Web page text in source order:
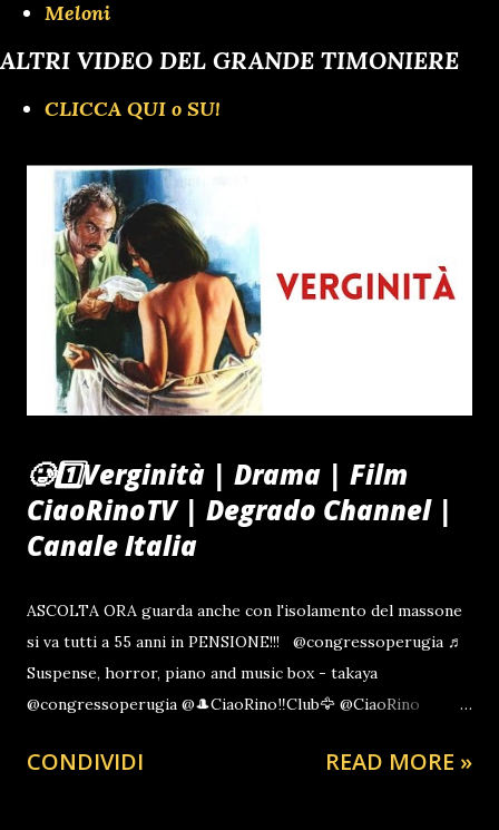
Meloni
ALTRI VIDEO DEL GRANDE TIMONIERE
CLICCA QUI o SU!
🥲1️⃣Verginità | Drama | Film
CiaoRinoTV | Degrado Channel |
Canale Italia
ASCOLTA ORA guarda anche con l'isolamento del massone
si va tutti a 55 anni in PENSIONE!!! @congressoperugia ♬
Suspense, horror, piano and music box - takaya
@congressoperugia @🎩CiaoRino‼️Club🦅 @CiaoRino
#notizie #tiktoker #roma #giorgiameloni #fdi #ultimora
CONDIVIDI READ MORE »